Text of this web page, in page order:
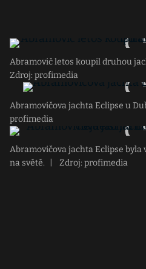
Abramovič letos koupil druhou
Zdroj: profimedia
Abramovičova jachta Eclipse u
profimedia
Abramovičova jachta Eclipse byla
na světě.
Zdroj: profimedia